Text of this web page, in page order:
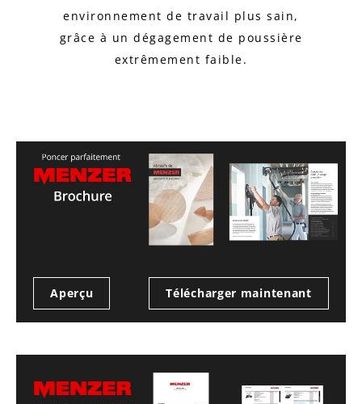
environnement de travail plus sain,
grâce à un dégagement de poussière
extrêmement faible.
Aperçu Télécharger maintenant